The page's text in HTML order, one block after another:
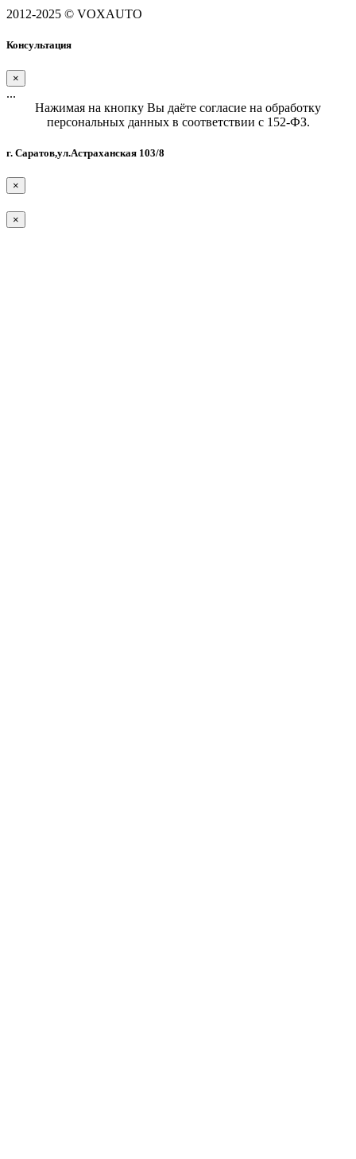
2012-2025 © VOXAUTO
Консультация
×
...
Нажимая на кнопку Вы даёте согласие на обработку
персональных данных в соответствии с 152-ФЗ.
г. Саратов,ул.Астраханская 103/8
×
×